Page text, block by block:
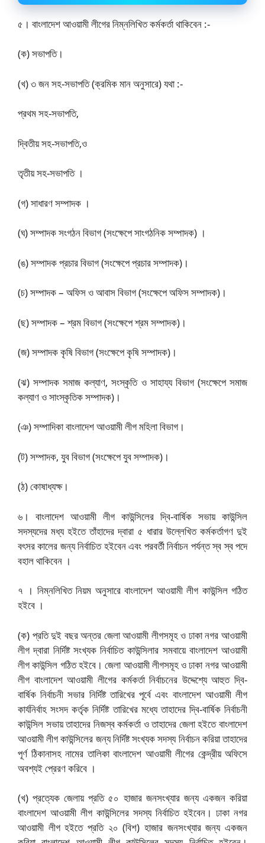
৫। বাংলাদেশ আওয়ামী লীগের নিম্নলিখিত কর্মকর্তা থাকিবেন :-
(ক) সভাপতি।
(খ) ৩ জন সহ-সভাপতি (ক্রমিক মান অনুসারে) যথা :-
প্রথম সহ-সভাপতি,
দ্বিতীয় সহ-সভাপতি,ও
তৃতীয় সহ-সভাপতি ।
(গ) সাধারণ সম্পাদক ।
(ঘ) সম্পাদক সংগঠন বিভাগ (সংক্ষেপে সাংগঠনিক সম্পাদক) ।
(ঙ) সম্পাদক প্রচার বিভাগ (সংক্ষেপে প্রচার সম্পাদক)।
(চ) সম্পাদক – অফিস ও আবাস বিভাগ (সংক্ষেপে অফিস সম্পাদক)।
(ছ) সম্পাদক – শ্রম বিভাগ (সংক্ষেপে শ্রম সম্পাদক)।
(জ) সম্পাদক কৃষি বিভাগ (সংক্ষেপে কৃষি সম্পাদক)।
(ঝ) সম্পাদক সমাজ কল্যাণ, সংস্কৃতি ও সাহায্য বিভাগ (সংক্ষেপে সমাজ
কল্যাণ ও সাংস্কৃতিক সম্পাদক)।
(ঞ) সম্পাদিকা বাংলাদেশ আওয়ামী লীগ মহিলা বিভাগ।
(ট) সম্পাদক, যুব বিভাগ (সংক্ষেপে যুব সম্পাদক)।
(ঠ) কোষাধ্যক্ষ।
৬। বাংলাদেশ আওয়ামী লীগ কাউন্সিলের দ্বি-বার্ষিক সভায় কাউন্সিল
সদস্যদের মধ্য হইতে তাঁহাদের দ্বারা ৫ ধারার উল্লেখিত কর্মকর্তাগণ দুই
বৎসর কালের জন্য নির্বাচিত হইবেন এবং পরবর্তী নির্বাচন পর্যন্ত স্ব স্ব পদে
বহাল থাকিবেন ।
৭ । নিম্নলিখিত নিয়ম অনুসারে বাংলাদেশ আওয়ামী লীগ কাউন্সিল গঠিত
হইবে ।
(ক) প্রতি দুই বছর অন্তর জেলা আওয়ামী লীগসমূহ ও ঢাকা নগর আওয়ামী
লীগ দ্বারা নির্দিষ্ট সংখ্যক নির্বাচিত কাউন্সিলার সমবায়ে বাংলাদেশ আওয়ামী
লীগ কাউন্সিল গঠিত হইবে। জেলা আওয়ামী লীগসমূহ ও ঢাকা নগর আওয়ামী
লীগ বাংলাদেশ আওয়ামী লীগের কর্মকর্তা নির্বাচনের উদ্দেশ্যে আহুত দ্বি-
বার্ষিক নির্বাচনী সভার নির্দিষ্ট তারিখের পূর্বে এবং বাংলাদেশ আওয়ামী লীগ
কার্যনির্বাহ সংসদ কর্তৃক নির্দিষ্ট তারিখের মধ্যে তাহাদের দ্বি-বার্ষিক নির্বাচনী
কাউন্সিল সভায় তাহাদের নিজস্ব কর্মকর্তা ও তাহাদের জেলা হইতে বাংলাদেশ
আওয়ামী লীগ কাউন্সিলের জন্য নির্দিষ্ট সংখ্যক সদস্য নির্বাচন করিয়া তাহাদের
পূর্ণ ঠিকানাসহ নামের তালিকা বাংলাদেশ আওয়ামী লীগের কেন্দ্রীয় অফিসে
অবশ্যই প্রেরণ করিবে ।
(খ) প্রত্যেক জেলায় প্রতি ৫০ হাজার জনসংখ্যার জন্য একজন করিয়া
বাংলাদেশ আওয়ামী লীগ কাউন্সিলের সদস্য নির্বাচিত হইবেন। ঢাকা নগর
আওয়ামী লীগ হইতে প্রতি ২০ (বিশ) হাজার জনসংখ্যার জন্য একজন